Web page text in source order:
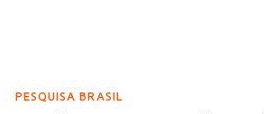
PESQUISA BRASIL